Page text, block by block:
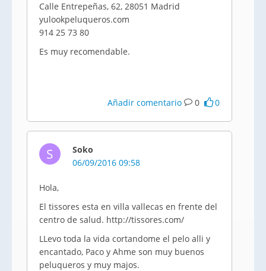
Calle Entrepeñas, 62, 28051 Madrid
yulookpeluqueros.com
914 25 73 80
Es muy recomendable.
Añadir comentario 0 0
S
Soko
06/09/2016 09:58
Hola,
El tissores esta en villa vallecas en frente del
centro de salud. http://tissores.com/
LLevo toda la vida cortandome el pelo alli y
encantado, Paco y Ahme son muy buenos
peluqueros y muy majos.